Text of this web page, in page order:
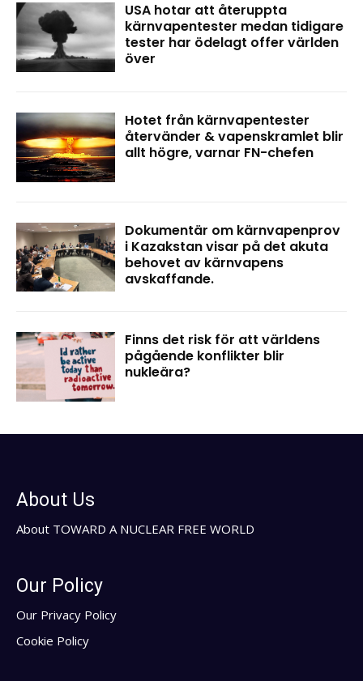
USA hotar att återuppta
kärnvapentester medan tidigare
tester har ödelagt offer världen
över
Hotet från kärnvapentester
återvänder & vapenskramlet blir
allt högre, varnar FN-chefen
Dokumentär om kärnvapenprov
i Kazakstan visar på det akuta
behovet av kärnvapens
avskaffande.
Finns det risk för att världens
pågående konflikter blir
nukleära?
About Us
About TOWARD A NUCLEAR FREE WORLD
Our Policy
Our Privacy Policy
Cookie Policy